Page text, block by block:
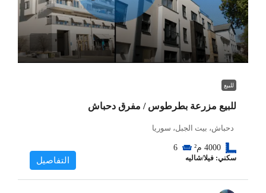
للبيع
للبيع مزرعة بطرطوس / مفرق دحباش
دحباش، بيت الجبل، سوريا
4000 م² 6
سكني: فيلا/شاليه التفاصيل